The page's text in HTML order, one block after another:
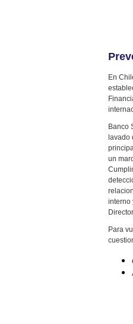
En
Banco
lavado
un
interno
Para